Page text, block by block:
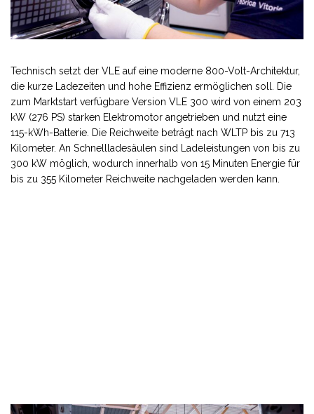
Technisch setzt der VLE auf eine moderne 800-Volt-Architektur,
die kurze Ladezeiten und hohe Effizienz ermöglichen soll. Die
zum Marktstart verfügbare Version VLE 300 wird von einem 203
kW (276 PS) starken Elektromotor angetrieben und nutzt eine
115-kWh-Batterie. Die Reichweite beträgt nach WLTP bis zu 713
Kilometer. An Schnellladesäulen sind Ladeleistungen von bis zu
300 kW möglich, wodurch innerhalb von 15 Minuten Energie für
bis zu 355 Kilometer Reichweite nachgeladen werden kann.